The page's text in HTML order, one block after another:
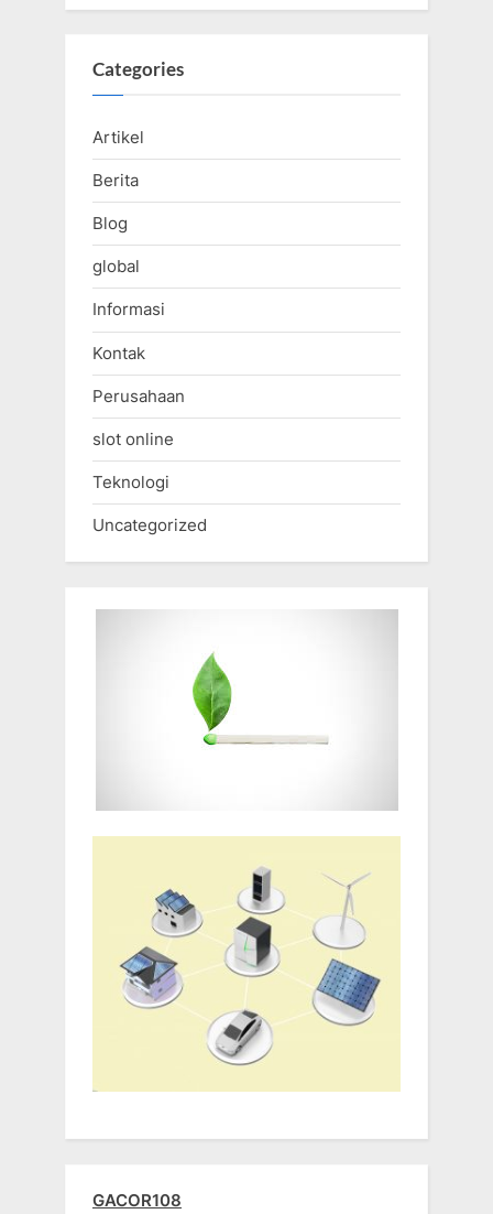
Categories
Artikel
Berita
Blog
global
Informasi
Kontak
Perusahaan
slot online
Teknologi
Uncategorized
GACOR108